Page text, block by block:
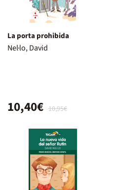
La porta prohibida
Nel·lo, David
10,95€
10,40€